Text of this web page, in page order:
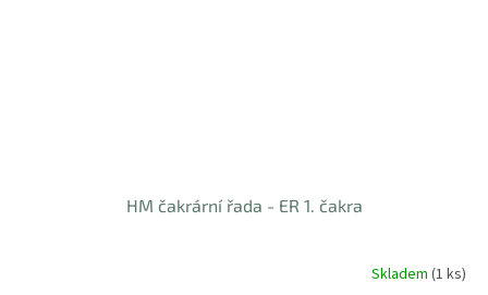
HM čakrární řada - ER 1. čakra
Skladem(1 ks)